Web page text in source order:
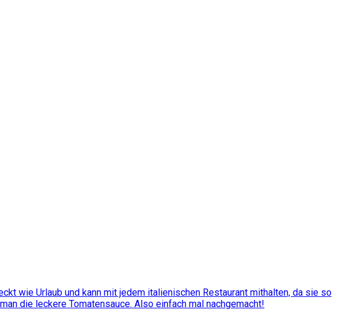
wie Urlaub und kann mit jedem italienischen Restaurant mithalten, da sie so
die leckere Tomatensauce. Also einfach mal nachgemacht!